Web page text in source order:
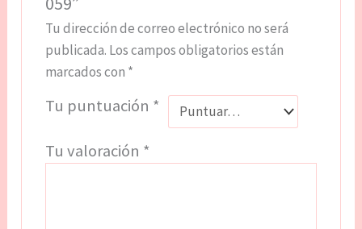
Tu dirección de correo electrónico no será
publicada. Los campos obligatorios están
marcados con *
Tu puntuación *
Tu valoración *